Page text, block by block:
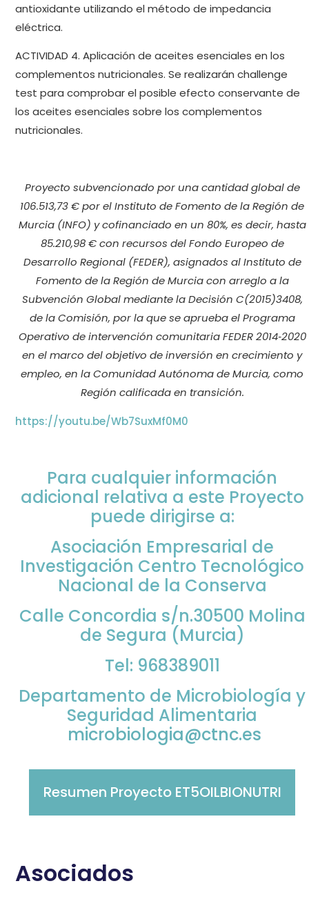
antioxidante utilizando el método de impedancia
eléctrica.
ACTIVIDAD 4. Aplicación de aceites esenciales en los
complementos nutricionales. Se realizarán challenge
test para comprobar el posible efecto conservante de
los aceites esenciales sobre los complementos
nutricionales.
Proyecto subvencionado por una cantidad global de
106.513,73 € por el Instituto de Fomento de la Región de
Murcia (INFO) y cofinanciado en un 80%, es decir, hasta
85.210,98 € con recursos del Fondo Europeo de
Desarrollo Regional (FEDER), asignados al Instituto de
Fomento de la Región de Murcia con arreglo a la
Subvención Global mediante la Decisión C(2015)3408,
de la Comisión, por la que se aprueba el Programa
Operativo de intervención comunitaria FEDER 2014‐2020
en el marco del objetivo de inversión en crecimiento y
empleo, en la Comunidad Autónoma de Murcia, como
Región calificada en transición.
https://youtu.be/Wb7SuxMf0M0
Para cualquier información
adicional relativa a este Proyecto
puede dirigirse a:
Asociación Empresarial de
Investigación Centro Tecnológico
Nacional de la Conserva
Calle Concordia s/n.30500 Molina
de Segura (Murcia)
Tel: 968389011
Departamento de Microbiología y
Seguridad Alimentaria
microbiologia@ctnc.es
Resumen Proyecto ET5OILBIONUTRI
Asociados